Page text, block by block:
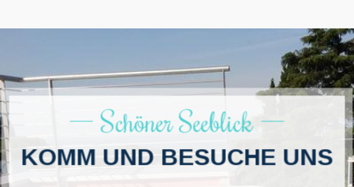
Schöner Seeblick
KOMM UND BESUCHE UNS